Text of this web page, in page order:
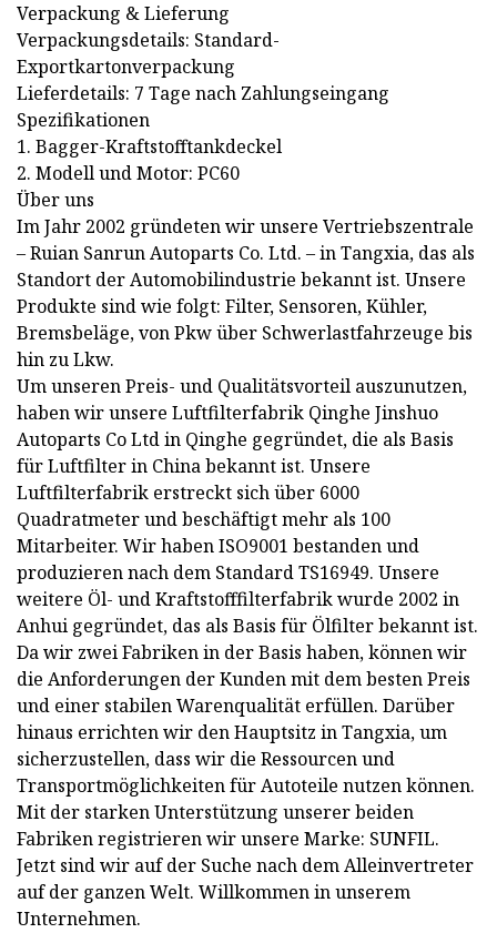
Verpackung & Lieferung
Verpackungsdetails: Standard-
Exportkartonverpackung
Lieferdetails: 7 Tage nach Zahlungseingang
Spezifikationen
1. Bagger-Kraftstofftankdeckel
2. Modell und Motor: PC60
Über uns
Im Jahr 2002 gründeten wir unsere Vertriebszentrale
– Ruian Sanrun Autoparts Co. Ltd. – in Tangxia, das als
Standort der Automobilindustrie bekannt ist. Unsere
Produkte sind wie folgt: Filter, Sensoren, Kühler,
Bremsbeläge, von Pkw über Schwerlastfahrzeuge bis
hin zu Lkw.
Um unseren Preis- und Qualitätsvorteil auszunutzen,
haben wir unsere Luftfilterfabrik Qinghe Jinshuo
Autoparts Co Ltd in Qinghe gegründet, die als Basis
für Luftfilter in China bekannt ist. Unsere
Luftfilterfabrik erstreckt sich über 6000
Quadratmeter und beschäftigt mehr als 100
Mitarbeiter. Wir haben ISO9001 bestanden und
produzieren nach dem Standard TS16949. Unsere
weitere Öl- und Kraftstofffilterfabrik wurde 2002 in
Anhui gegründet, das als Basis für Ölfilter bekannt ist.
Da wir zwei Fabriken in der Basis haben, können wir
die Anforderungen der Kunden mit dem besten Preis
und einer stabilen Warenqualität erfüllen. Darüber
hinaus errichten wir den Hauptsitz in Tangxia, um
sicherzustellen, dass wir die Ressourcen und
Transportmöglichkeiten für Autoteile nutzen können.
Mit der starken Unterstützung unserer beiden
Fabriken registrieren wir unsere Marke: SUNFIL.
Jetzt sind wir auf der Suche nach dem Alleinvertreter
auf der ganzen Welt. Willkommen in unserem
Unternehmen.